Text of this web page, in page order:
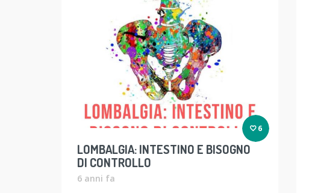
6
LOMBALGIA: INTESTINO E BISOGNO
DI CONTROLLO
6 anni fa